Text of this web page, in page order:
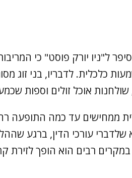
סיפר ל"ניו יורק פוסט" כי
כלכלית. לדבריו, בני זוג
אוכל זולים וספות
אלא שלדברי עורכי הדין,
במקרים רבים הוא הופך